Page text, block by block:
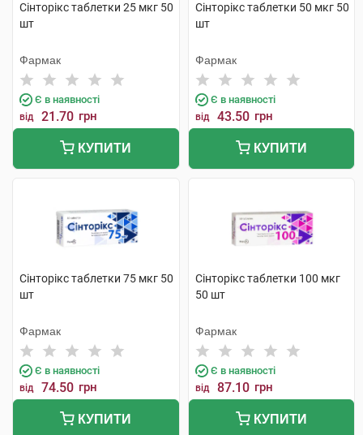
Сінторікс таблетки 25 мкг 50
шт
Фармак
Є в наявності
від 21.70 грн
КУПИТИ
Сінторікс таблетки 50 мкг 50
шт
Фармак
Є в наявності
від 43.50 грн
КУПИТИ
Сінторікс таблетки 75 мкг 50
шт
Фармак
Є в наявності
від 74.50 грн
КУПИТИ
Сінторікс таблетки 100 мкг
50 шт
Фармак
Є в наявності
від 87.10 грн
КУПИТИ